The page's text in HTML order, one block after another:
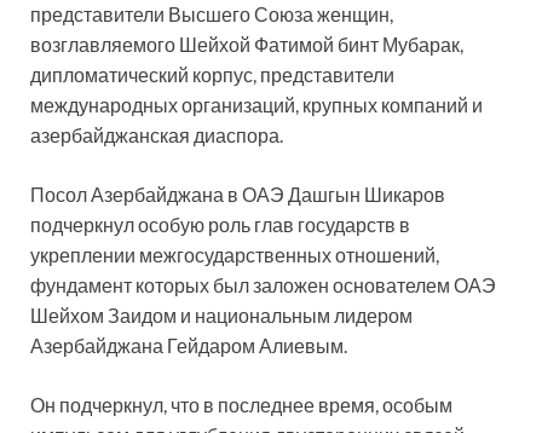
представители Высшего Союза женщин,
возглавляемого Шейхой Фатимой бинт Мубарак,
дипломатический корпус, представители
международных организаций, крупных компаний и
азербайджанская диаспора.
Посол Азербайджана в ОАЭ Дашгын Шикаров
подчеркнул особую роль глав государств в
укреплении межгосударственных отношений,
фундамент которых был заложен основателем ОАЭ
Шейхом Заидом и национальным лидером
Азербайджана Гейдаром Алиевым.
Он подчеркнул, что в последнее время, особым